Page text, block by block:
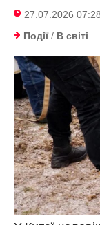
27.07.2026 07:28
Події/ В світі